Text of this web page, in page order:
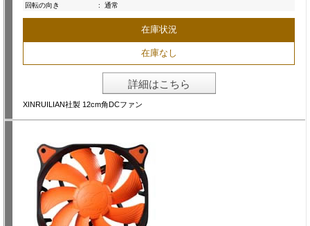
回転の向き
: 通常
在庫状況
在庫なし
詳細はこちら
XINRUILIAN社製 12cm角DCファン